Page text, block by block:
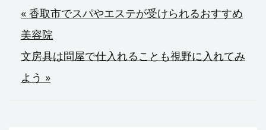
投
稿
ナ
« 香取市でスパやエステが受けられるおすすめ
美容院
文房具は問屋で仕入れることも視野に入れてみ
よう »